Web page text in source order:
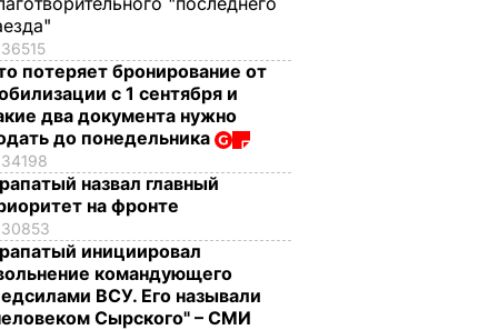
36515
потеряет бронирование от
с 1 сентября и
два документа нужно
до понедельника
34198
назвал главный
на фронте
30853
инициировал
командующего
ВСУ. Его называли
Сырского" – СМИ